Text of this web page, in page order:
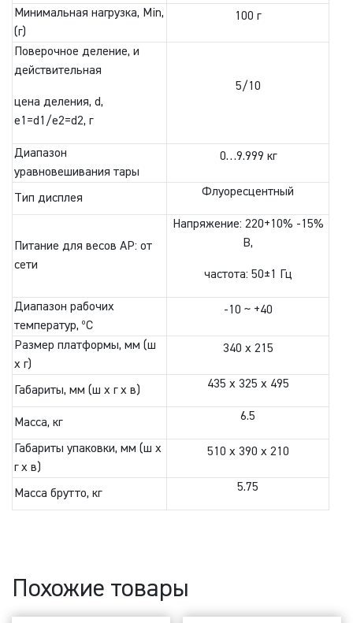
Минимальная нагрузка, Min,
(г)
100 г
Поверочное деление, и
действительная
цена деления, d,
e1=d1/e2=d2, г
5/10
Диапазон
уравновешивания тары
0…9.999 кг
Тип дисплея Флуоресцентный
Питание для весов AP: от
сети
Напряжение: 220+10% -15%
В,
частота: 50±1 Гц
Диапазон рабочих
температур, ºC
-10 ~ +40
Размер платформы, мм (ш
х г)
340 x 215
Габариты, мм (ш х г х в) 435 x 325 x 495
Масса, кг 6.5
Габариты упаковки, мм (ш х
г х в)
510 x 390 x 210
Масса брутто, кг 5.75
Похожие товары